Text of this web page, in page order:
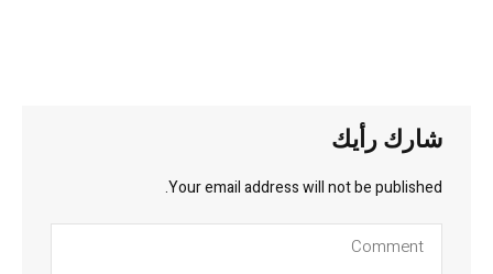
شارك رأيك
Your email address will not be published.